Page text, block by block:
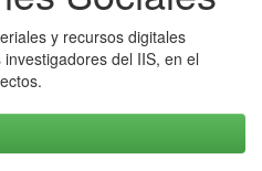
y recursos digitales
del IIS, en el